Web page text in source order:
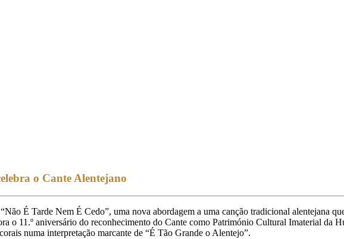
o Cante Alentejano
É Tarde Nem É Cedo”, uma nova abordagem a uma canção tradicional alentejana
o 11.º aniversário do reconhecimento do Cante como Património Cultural Imaterial da
numa interpretação marcante de “É Tão Grande o Alentejo”.